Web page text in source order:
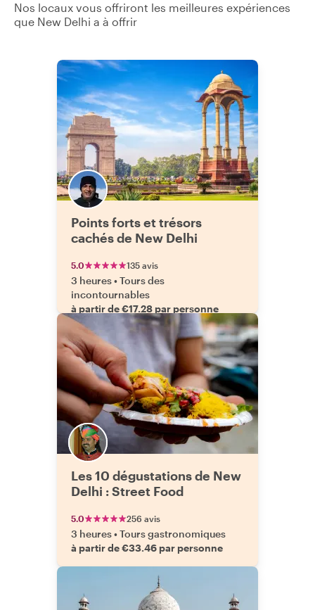
Nos locaux vous offriront les meilleures expériences
que New Delhi a à offrir
Points forts et trésors
cachés de New Delhi
5.0 135 avis
3 heures•Tours des
incontournables
à partir de €17.28 par personne
Les 10 dégustations de New
Delhi : Street Food
5.0 256 avis
3 heures•Tours gastronomiques
à partir de €33.46 par personne